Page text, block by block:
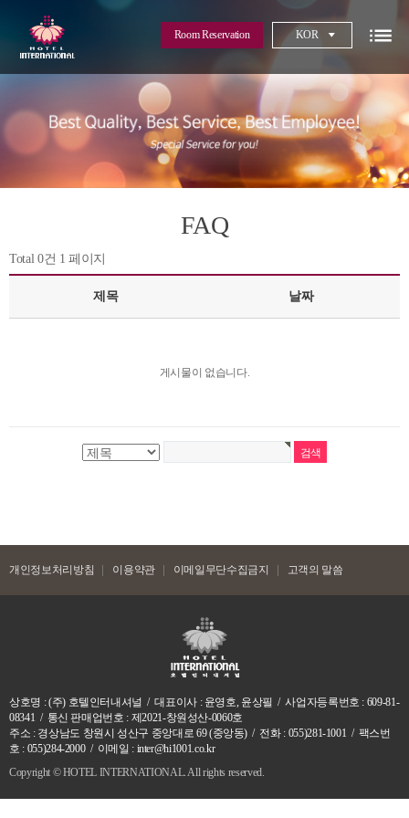
Room Reservation KOR
FAQ
Total 0건 1 페이지
제목 날짜
게시물이 없습니다.
개인정보처리방침 이용약관 이메일무단수집금지 고객의 말씀
상호명 : (주) 호텔인터내셔널 / 대표이사 : 윤영호, 윤상필 / 사업자등록번호 : 609-81-
08341 / 통신 판매업번호 : 제2021-창원성산-0060호
주소 : 경상남도 창원시 성산구 중앙대로 69 (중앙동) / 전화 : 055)281-1001 / 팩스번
호 : 055)284-2000 / 이메일 : inter@hi1001.co.kr
Copyright ©HOTEL INTERNATIONAL. All rights reserved.